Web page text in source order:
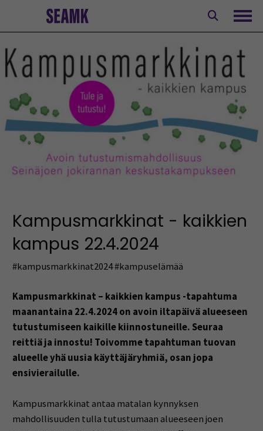
Kampusmarkkinat - kaikkien
kampus 22.4.2024
#kampusmarkkinat2024 #kampuselämää
Kampusmarkkinat – kaikkien kampus -tapahtuma
maanantaina 22.4.2024 on avoin iltapäivä alueeseen
tutustumiseen kaikille kiinnostuneille. Seuraa
reittiä ja innostu! Toivomme tapahtuman tuovan
alueelle yhä uusia käyttäjäryhmiä, osan jopa
ensivierailulle.
Kampusmarkkinat antaa matalan kynnyksen
mahdollisuuden tulla tutustumaan alueeseen joen